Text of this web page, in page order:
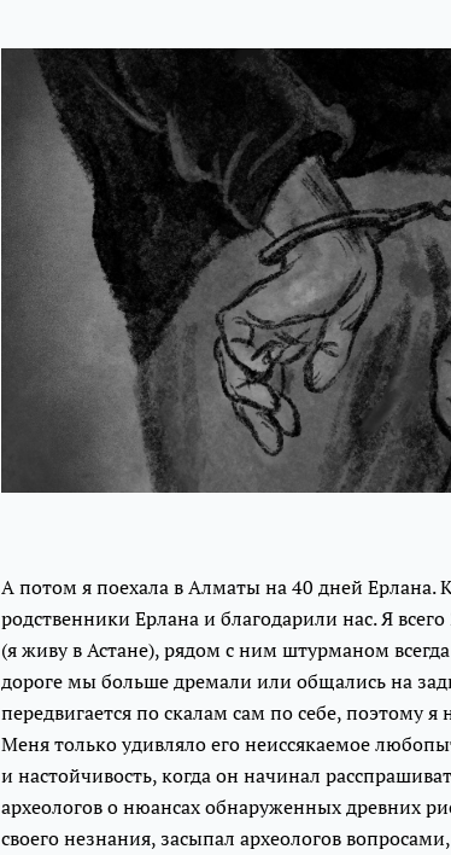
А потом я поехала в Алматы на 40 дней Ерлана.
родственники Ерлана и благодарили нас. Я
(я живу в Астане), рядом с ним штурманом
дороге мы больше дремали или общались на
передвигается по скалам сам по себе, поэтому я
Меня только удивляло его неиссякаемое
и настойчивость, когда он начинал
археологов о нюансах обнаруженных древних
своего незнания, засыпал археологов